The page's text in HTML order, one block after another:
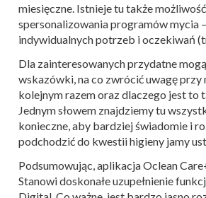
miesięczne. Istnieje tu także
spersonalizowania programów mycia
indywidualnych potrzeb i oczekiwań
Dla zainteresowanych przydatne
wskazówki, na co zwrócić uwagę przy
kolejnym razem oraz dlaczego jest to
Jednym słowem znajdziemy tu
konieczne, aby bardziej świadomie i
podchodzić do kwestii higieny jamy
Podsumowując, aplikacja Oclean
Stanowi doskonałe uzupełnienie